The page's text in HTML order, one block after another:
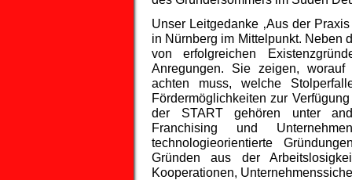
Unser Leitgedanke ‚Aus der
in Nürnberg im Mittelpunkt. Neben
von erfolgreichen
Anregungen. Sie zeigen,
achten muss, welche
Fördermöglichkeiten zur
der START gehören unter
Franchising und
technologieorientierte
Gründen aus der
Kooperationen,